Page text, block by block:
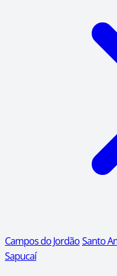
Campos do JordãoSanto
Sapucaí